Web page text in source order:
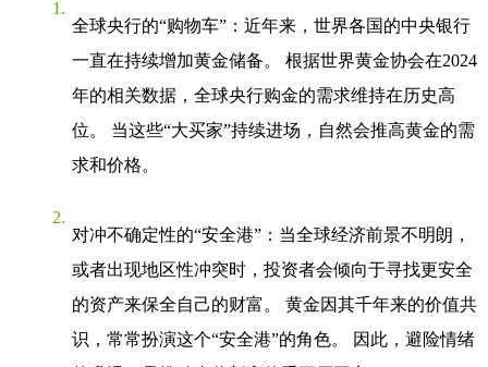
全球央行的“购物车” ：近年来，世界各国的中央银行
一直在持续增加黄金储备。 根据世界黄金协会在2024
年的相关数据，全球央行购金的需求维持在历史高
位。 当这些“大买家”持续进场，自然会推高黄金的需
求和价格。
对冲不确定性的“安全港” ：当全球经济前景不明朗，
或者出现地区性冲突时，投资者会倾向于寻找更安全
的资产来保全自己的财富。 黄金因其千年来的价值共
识，常常扮演这个“安全港”的角色。 因此，避险情绪